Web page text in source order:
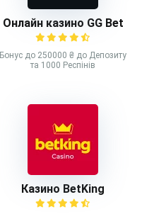
Онлайн казино GG Bet
Бонус до 250000 ₴ до Депозиту
та 1000 Респінів
Казино BetKing